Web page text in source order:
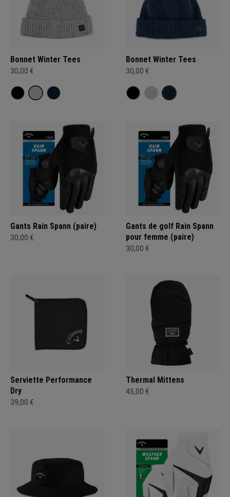
Bonnet Winter Tees
30,00 €
Bonnet Winter Tees
30,00 €
Gants Rain Spann (paire)
30,00 €
Gants de golf Rain Spann
pour femme (paire)
30,00 €
Serviette Performance
Dry
39,00 €
Thermal Mittens
45,00 €